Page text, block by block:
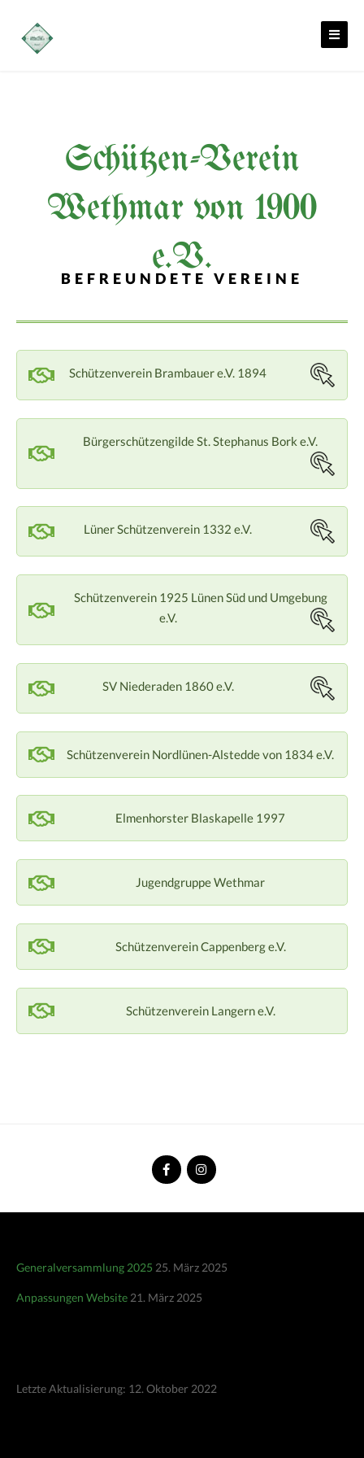
content
Schützen-Verein
Wethmar von 1900
e.V.
BEFREUNDETE VEREINE
Schützenverein Brambauer e.V. 1894
Bürgerschützengilde St. Stephanus Bork e.V.
Lüner Schützenverein 1332 e.V.
Schützenverein 1925 Lünen Süd und Umgebung
e.V.
SV Niederaden 1860 e.V.
Schützenverein Nordlünen-Alstedde von 1834 e.V.
Elmenhorster Blaskapelle 1997
Jugendgruppe Wethmar
Schützenverein Cappenberg e.V.
Schützenverein Langern e.V.
Generalversammlung 2025 25. März 2025
Anpassungen Website 21. März 2025
Letzte Aktualisierung: 12. Oktober 2022